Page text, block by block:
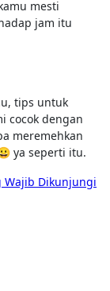
mesti
jam itu
tips untuk
cocok dengan
meremehkan
ya seperti itu.
Wajib Dikunjungi